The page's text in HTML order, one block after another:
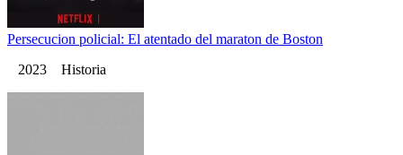
Persecucion policial: El atentado del maraton de Boston
2023 Historia